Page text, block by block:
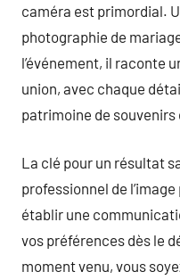
caméra est primordial.
photographie de
l’événement, il raconte
union, avec chaque
patrimoine de souvenirs
La clé pour un résultat
professionnel de
établir une
vos préférences dès le
moment venu, vous